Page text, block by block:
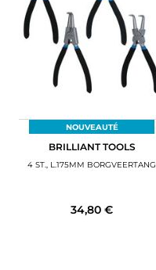
NOUVEAUTÉ
BRILLIANT TOOLS
4 ST., L.175MM BORGVEERTANG
34,80 €